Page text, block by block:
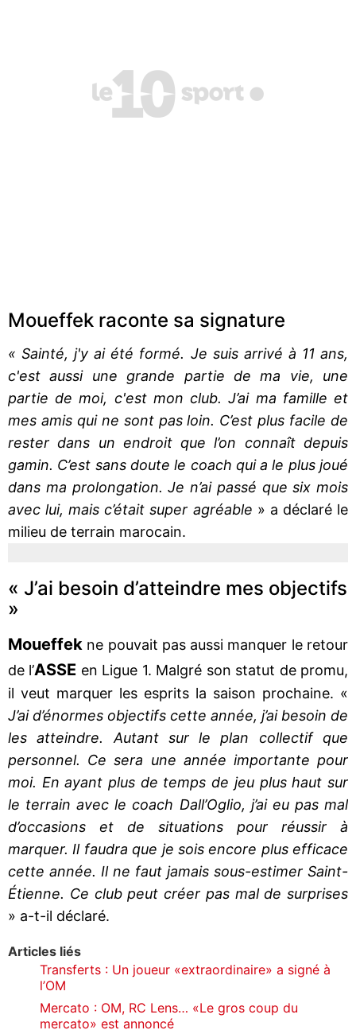
Moueffek raconte sa signature
« Sainté, j'y ai été formé. Je suis arrivé à 11 ans,
c'est aussi une grande partie de ma vie, une
partie de moi, c'est mon club. J’ai ma famille et
mes amis qui ne sont pas loin. C’est plus facile de
rester dans un endroit que l’on connaît depuis
gamin. C’est sans doute le coach qui a le plus joué
dans ma prolongation. Je n’ai passé que six mois
avec lui, mais c’était super agréable » a déclaré le
milieu de terrain marocain.
« J’ai besoin d’atteindre mes objectifs
»
Moueffek ne pouvait pas aussi manquer le retour
de l’ASSE en Ligue 1. Malgré son statut de promu,
il veut marquer les esprits la saison prochaine. «
J’ai d’énormes objectifs cette année, j’ai besoin de
les atteindre. Autant sur le plan collectif que
personnel. Ce sera une année importante pour
moi. En ayant plus de temps de jeu plus haut sur
le terrain avec le coach Dall’Oglio, j’ai eu pas mal
d’occasions et de situations pour réussir à
marquer. Il faudra que je sois encore plus efficace
cette année. Il ne faut jamais sous-estimer Saint-
Étienne. Ce club peut créer pas mal de surprises
» a-t-il déclaré.
Articles liés
Transferts : Un joueur «extraordinaire» a signé à
l’OM
Mercato : OM, RC Lens… «Le gros coup du
mercato» est annoncé